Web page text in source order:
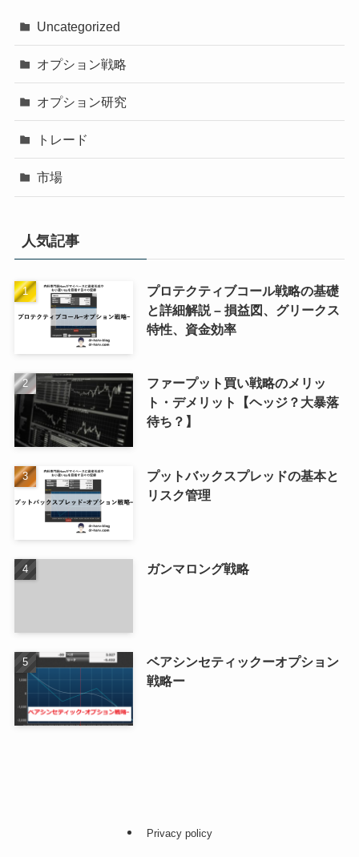
Uncategorized
オプション戦略
オプション研究
トレード
市場
人気記事
プロテクティブコール戦略の基礎
と詳細解説 – 損益図、グリークス
特性、資金効率
ファープット買い戦略のメリッ
ト・デメリット【ヘッジ？大暴落
待ち？】
プットバックスプレッドの基本と
リスク管理
ガンマロング戦略
ベアシンセティックーオプション
戦略ー
Privacy policy